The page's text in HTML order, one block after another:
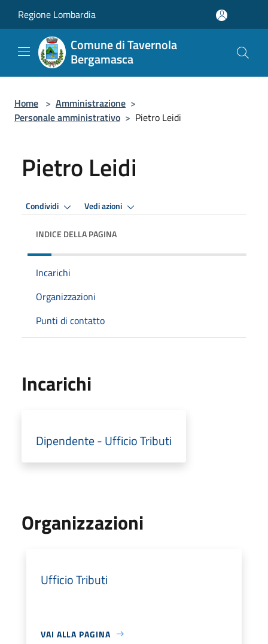
Regione Lombardia
Comune di Tavernola
Bergamasca
Home > Amministrazione >
Personale amministrativo > Pietro Leidi
Pietro Leidi
Condividi Vedi azioni
INDICE DELLA PAGINA
Incarichi
Organizzazioni
Punti di contatto
Incarichi
Dipendente - Ufficio Tributi
Organizzazioni
Ufficio Tributi
VAI ALLA PAGINA